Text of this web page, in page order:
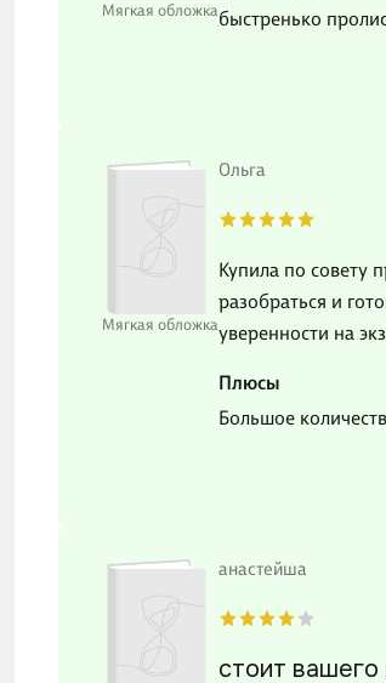
Мягкая обложкабыстренько
Мягкая обложка
Ольга
Купила по совету
разобраться и
уверенности на
Плюсы
Большое
анастейша
стоит вашего